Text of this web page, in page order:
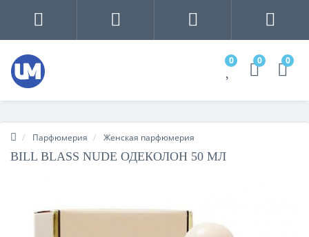
0 0 0
Парфюмерия Женская парфюмерия
BILL BLASS NUDE ОДЕКОЛОН 50 МЛ